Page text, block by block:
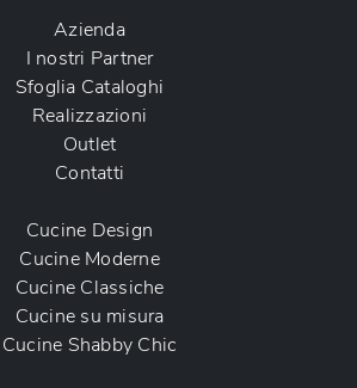
Azienda
I nostri Partner
Sfoglia Cataloghi
Realizzazioni
Outlet
Contatti
Cucine Design
Cucine Moderne
Cucine Classiche
Cucine su misura
Cucine Shabby Chic